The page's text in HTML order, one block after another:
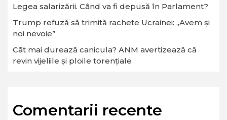
Legea salarizării. Când va fi depusă în Parlament?
Trump refuză să trimită rachete Ucrainei: „Avem și
noi nevoie”
Cât mai durează canicula? ANM avertizează că
revin vijeliile și ploile torențiale
Comentarii recente